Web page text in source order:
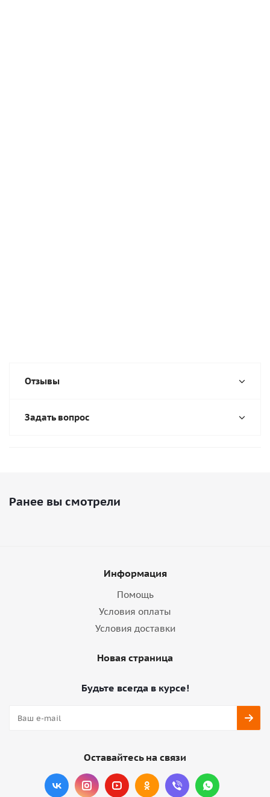
Отзывы
Задать вопрос
Ранее вы смотрели
Информация
Помощь
Условия оплаты
Условия доставки
Новая страница
Будьте всегда в курсе!
Оставайтесь на связи